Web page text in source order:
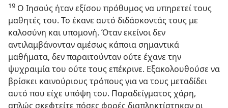
19 Ο Ιησούς ήταν εξίσου πρόθυμος να υπηρετεί τους
μαθητές του. Το έκανε αυτό διδάσκοντάς τους με
καλοσύνη και υπομονή. Όταν εκείνοι δεν
αντιλαμβάνονταν αμέσως κάποια σημαντικά
μαθήματα, δεν παραιτούνταν ούτε έχανε την
ψυχραιμία του ούτε τους επέκρινε. Εξακολουθούσε να
βρίσκει καινούριους τρόπους για να τους μεταδίδει
αυτό που είχε υπόψη του. Παραδείγματος χάρη,
απλώς σκεφτείτε πόσες φορές διαπληκτίστηκαν οι